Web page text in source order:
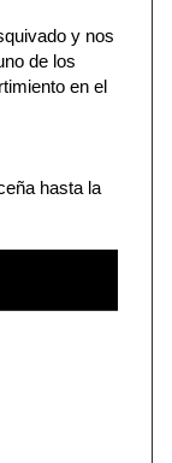
y nos
de los
en el
hasta la